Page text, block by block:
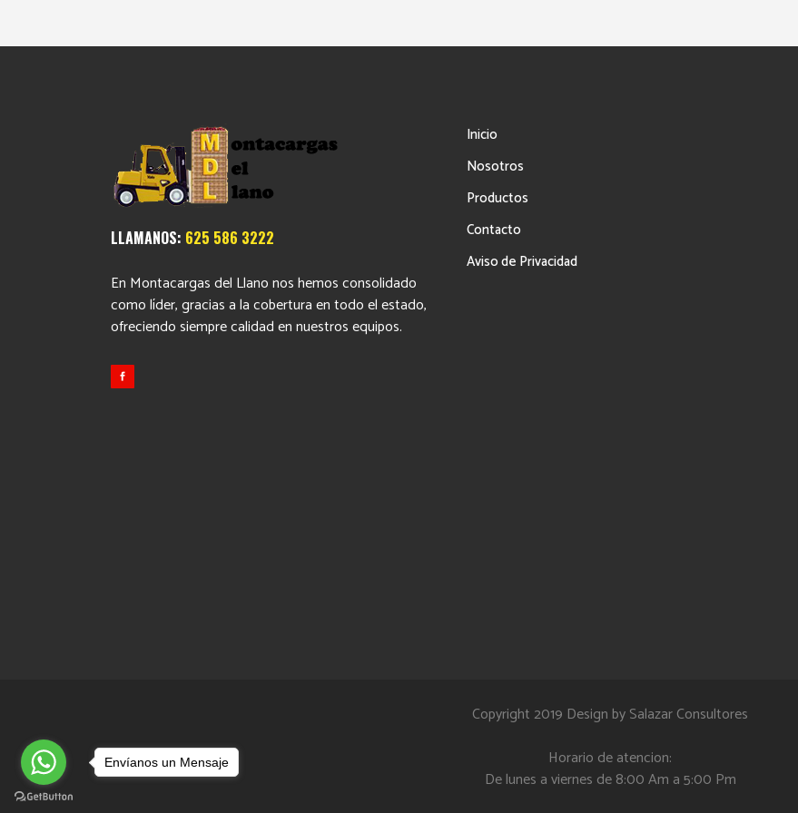
LLAMANOS: 625 586 3222
En Montacargas del Llano nos hemos consolidado
como líder, gracias a la cobertura en todo el estado,
ofreciendo siempre calidad en nuestros equipos.
Inicio
Nosotros
Productos
Contacto
Aviso de Privacidad
Copyright 2019 Design bySalazar Consultores
Horario de atencion:
De lunes a viernes de 8:00 Am a 5:00 Pm
Envíanos un Mensaje